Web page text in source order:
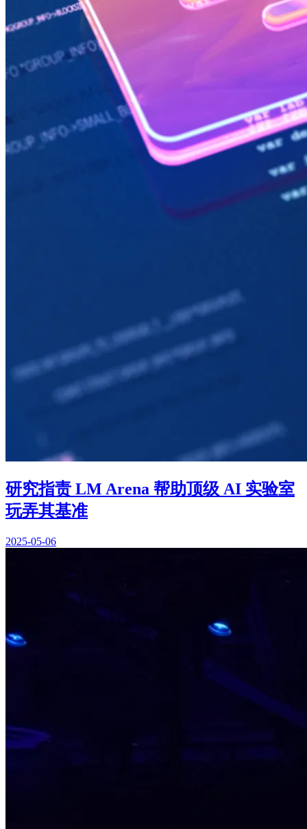
研究指责 LM Arena 帮助顶级 AI 实验室
玩弄其基准
2025-05-06